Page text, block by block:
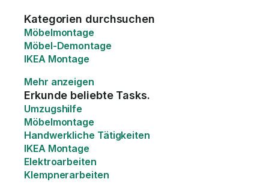
Kategorien durchsuchen
Möbelmontage
Möbel-Demontage
IKEA Montage
Mehr anzeigen
Erkunde beliebte Tasks.
Umzugshilfe
Möbelmontage
Handwerkliche Tätigkeiten
IKEA Montage
Elektroarbeiten
Klempnerarbeiten